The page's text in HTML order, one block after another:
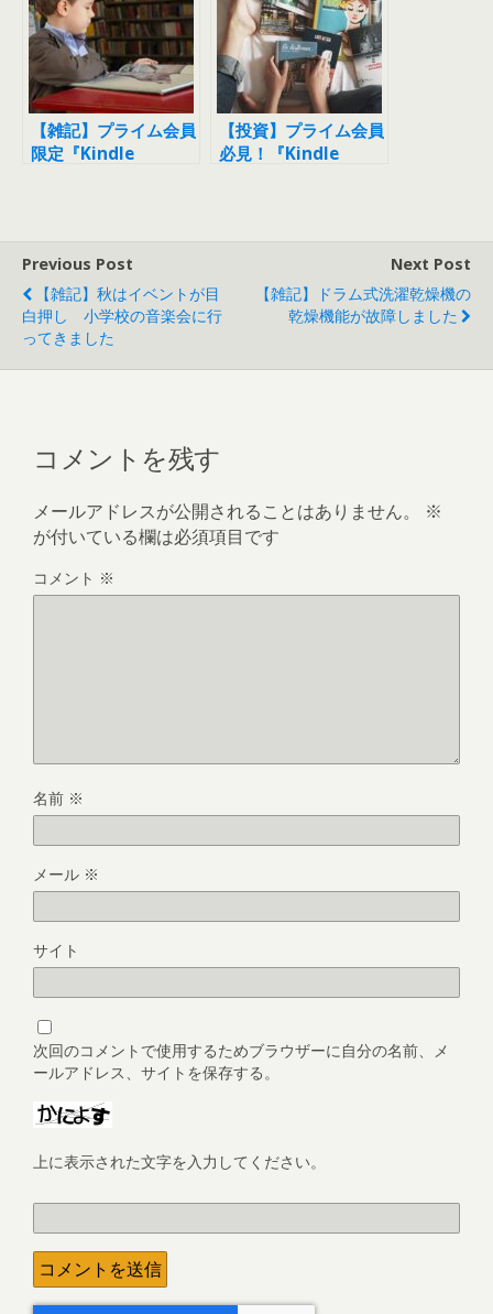
【雑記】プライム会員
限定『Kindle
【投資】プライム会員
必見！『Kindle
Previous Post
【雑記】秋はイベントが目
白押し 小学校の音楽会に行
ってきました
Next Post
【雑記】ドラム式洗濯乾燥機の
乾燥機能が故障しました
コメントを残す
メールアドレスが公開されることはありません。
※
が付いている欄は必須項目です
コメント ※
名前 ※
メール ※
サイト
次回のコメントで使用するためブラウザーに自分の名前、メ
ールアドレス、サイトを保存する。
上に表示された文字を入力してください。